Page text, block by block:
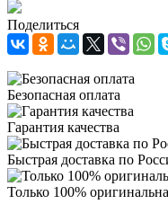
Поделиться
Безопасная оплата
Гарантия качества
Быстрая доставка по
Только 100%